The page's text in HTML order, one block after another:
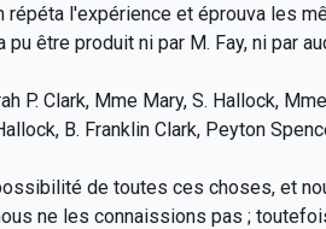
répéta l'expérience et éprouva les
être produit ni par M. Fay, ni par
P. Clark, Mme Mary, S. Hallock,
B. Franklin Clark, Peyton
de toutes ces choses, et
ne les connaissions pas ;